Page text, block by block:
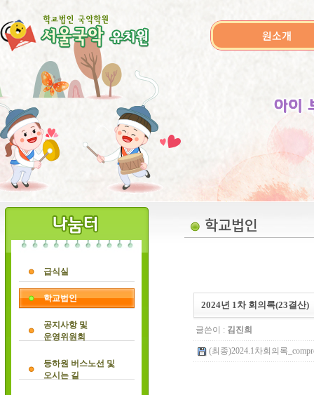
원소개
급식실
학교법인
공지사항 및
운영위원회
등하원 버스노선 및
오시는 길
학교법인
2024년 1차 회의록(23결산)
글쓴이 : 김진희
(최종)2024.1차회의록